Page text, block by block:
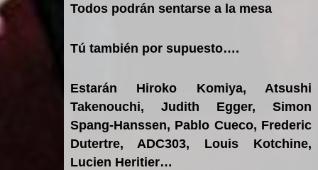
Todos podrán sentarse a la mesa
Tú también por supuesto….
Estarán Hiroko Komiya, Atsushi
Takenouchi, Judith Egger, Simon
Spang-Hanssen, Pablo Cueco, Frederic
Dutertre, ADC303, Louis Kotchine,
Lucien Heritier…